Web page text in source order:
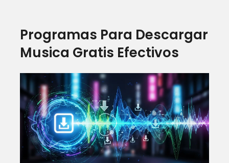
Programas Para Descargar
Musica Gratis Efectivos